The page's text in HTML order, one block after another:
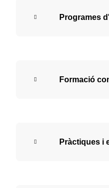
Programes
Formació
Pràctiques i